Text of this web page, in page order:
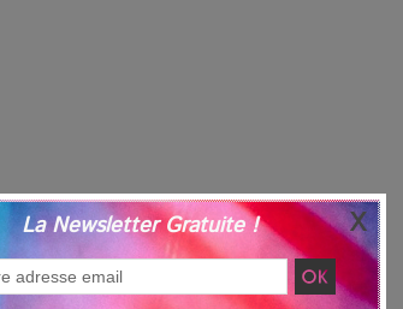
La Newsletter Gratuite !